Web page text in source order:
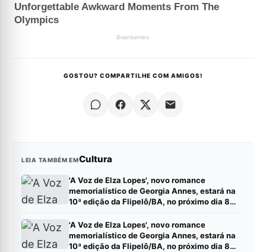
GOSTOU? COMPARTILHE COM AMIGOS!
LEIA TAMBÉM EMCultura
'A Voz de Elza Lopes', novo romance
memorialístico de Georgia Annes, estará na
10ª edição da Flipelô/BA, no próximo dia 8
'A Voz de Elza Lopes', novo romance
memorialístico de Georgia Annes, estará na
10ª edição da Flipelô/BA, no próximo dia 8